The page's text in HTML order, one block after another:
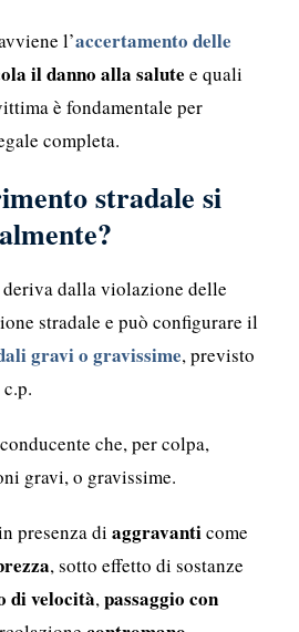
l’accertamento delle
il danno alla salute e quali
è fondamentale per
completa.
stradale si
dalla violazione delle
stradale e può configurare il
gravi o gravissime, previsto
che, per colpa,
gravi, o gravissime.
presenza di aggravanticome
, sotto effetto di sostanze
di velocità,passaggio con